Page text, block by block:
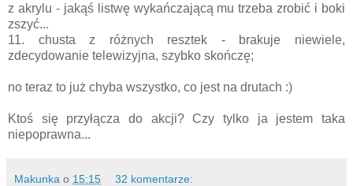
z akrylu - jakąś listwę wykańczającą mu trzeba zrobić i boki
zszyć...
11. chusta z różnych resztek - brakuje niewiele,
zdecydowanie telewizyjna, szybko skończę;
no teraz to już chyba wszystko, co jest na drutach :)
Ktoś się przyłącza do akcji? Czy tylko ja jestem taka
niepoprawna...
Makunka o 15:15 32 komentarze: